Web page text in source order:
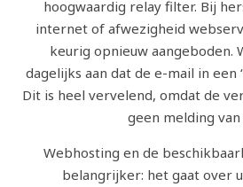
hoogwaardig relay filter. Bij
internet of afwezigheid
keurig opnieuw aangeboden.
dagelijks aan dat de e-mail in een
Dit is heel vervelend, omdat de
geen melding
Webhosting en de
belangrijker: het gaat over